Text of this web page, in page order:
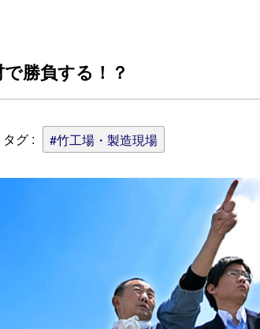
勝負する！？
タグ : #竹工場・製造現場